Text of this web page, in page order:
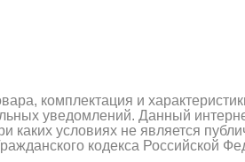
комплектация и
уведомлений. Данный
каких условиях не является
кодекса Российской